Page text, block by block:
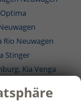
Rio Neuwagen
Stinger
Kia Venga